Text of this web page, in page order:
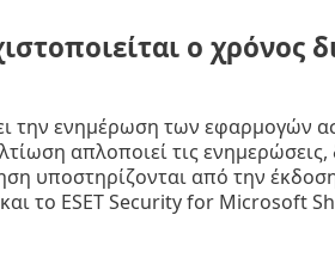
ο χρόνος
την ενημέρωση των εφαρμογών
απλοποιεί τις ενημερώσεις,
υποστηρίζονται από την έκδοση
το ESET Security for Microsoft